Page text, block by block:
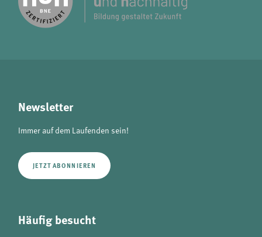
Newsletter
Immer auf dem Laufenden sein!
JETZT ABONNIEREN
Häufig besucht
Cookie Laufzeit:
1 Jahr
Anbieter: